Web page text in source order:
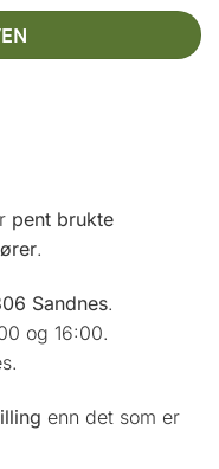
pent brukte
.
Sandnes.
og 16:00.
enn det som er